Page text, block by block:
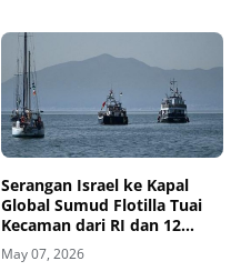
Serangan Israel ke Kapal
Global Sumud Flotilla Tuai
Kecaman dari RI dan 12
Negara
May 07, 2026